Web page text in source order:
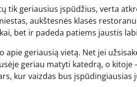
tik geriausius įspūdžius, verta
aukštesnės klasės
bet ir padeda patiems jaustis
geriausią vietą. Net jei
geriau matyti katedrą, o kitoje
kur vaizdas bus įspūdingiausias